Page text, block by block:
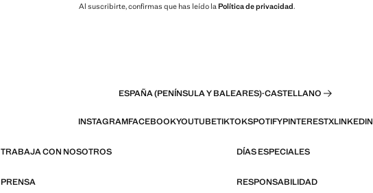
Al suscribirte, confirmas que has leído la Política de privacidad.
ESPAÑA (PENÍNSULA Y BALEARES)·CASTELLANO
INSTAGRAMFACEBOOKYOUTUBETIKTOKSPOTIFYPINTERESTXLINKEDIN
TRABAJA CON NOSOTROS DÍAS ESPECIALES
PRENSA RESPONSABILIDAD